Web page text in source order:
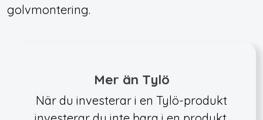
golvmontering.
Mer än Tylö
När du investerar i en Tylö-produkt